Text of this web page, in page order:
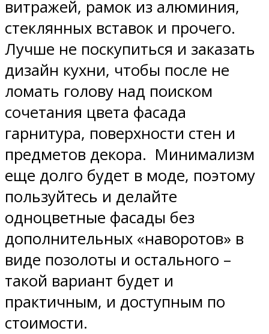
витражей, рамок из алюминия,
стеклянных вставок и прочего.
Лучше не поскупиться и заказать
дизайн кухни, чтобы после не
ломать голову над поиском
сочетания цвета фасада
гарнитура, поверхности стен и
предметов декора. Минимализм
еще долго будет в моде, поэтому
пользуйтесь и делайте
одноцветные фасады без
дополнительных «наворотов» в
виде позолоты и остального –
такой вариант будет и
практичным, и доступным по
стоимости.